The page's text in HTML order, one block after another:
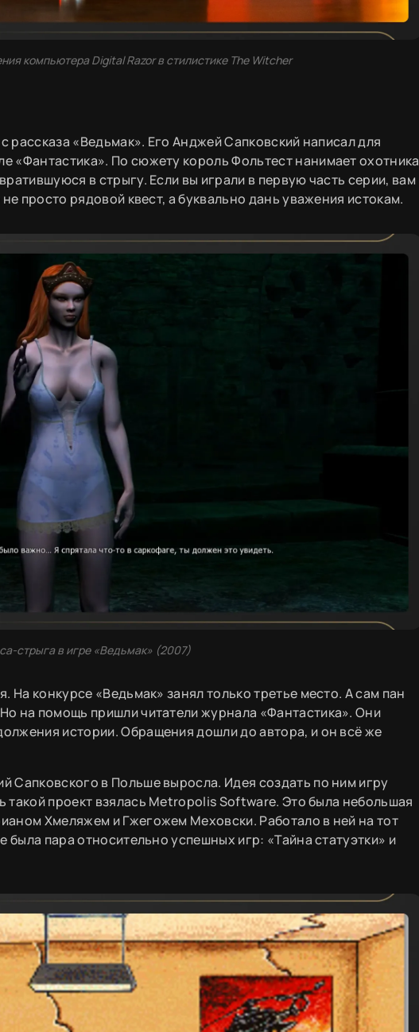
компьютера Digital Razor в стилистике The Witcher
рассказа «Ведьмак». Его Анджей Сапковский написал для
«Фантастика». По сюжету король Фольтест нанимает охотника
в стрыгу. Если вы играли в первую часть серии, вам
просто рядовой квест, а буквально дань уважения истокам.
стрыга в игре «Ведьмак» (2007)
На конкурсе «Ведьмак» занял только третье место. А сам пан
на помощь пришли читатели журнала «Фантастика». Они
истории. Обращения дошли до автора, и он всё же
Сапковского в Польше выросла. Идея создать по ним игру
такой проект взялась Metropolis Software. Это была небольшая
Хмеляжем и Гжегожем Меховски. Работало в ней на тот
пара относительно успешных игр: «Тайна статуэтки» и